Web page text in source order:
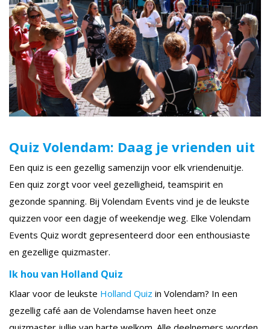
Quiz Volendam: Daag je vrienden uit
Een quiz is een gezellig samenzijn voor elk vriendenuitje.
Een quiz zorgt voor veel gezelligheid, teamspirit en
gezonde spanning. Bij Volendam Events vind je de leukste
quizzen voor een dagje of weekendje weg. Elke Volendam
Events Quiz wordt gepresenteerd door een enthousiaste
en gezellige quizmaster.
Ik hou van Holland Quiz
Klaar voor de leukste Holland Quiz in Volendam? In een
gezellig café aan de Volendamse haven heet onze